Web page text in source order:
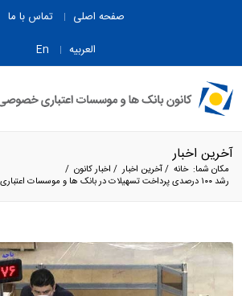
صفحه اصلی
تماس با ما
العربیه
En
آخرین اخبار
مکان شما: خانه /آخرین اخبار / اخبار کانون /
رشد ۱۰۰ درصدی پرداخت تسهیلات در بانک ها و موسسات اعتباری خصوصی...